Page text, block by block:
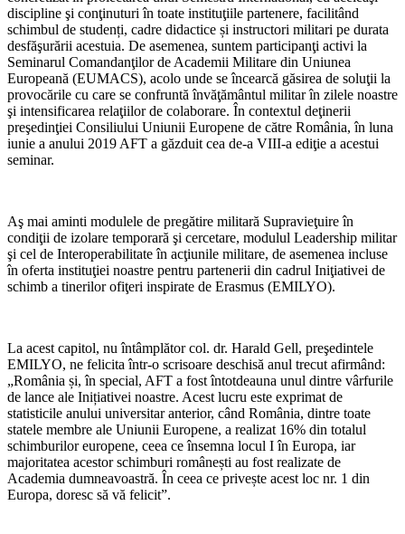
discipline şi conţinuturi în toate instituţiile partenere, facilitând
schimbul de studenți, cadre didactice și instructori militari pe durata
desfăşurării acestuia. De asemenea, suntem participanţi activi la
Seminarul Comandanţilor de Academii Militare din Uniunea
Europeană (EUMACS), acolo unde se încearcă găsirea de soluţii la
provocările cu care se confruntă învăţământul militar în zilele noastre
şi intensificarea relaţiilor de colaborare. În contextul deţinerii
preşedinţiei Consiliului Uniunii Europene de către România, în luna
iunie a anului 2019 AFT a găzduit cea de-a VIII-a ediţie a acestui
seminar.
Aş mai aminti modulele de pregătire militară Supravieţuire în
condiţii de izolare temporară şi cercetare, modulul Leadership militar
şi cel de Interoperabilitate în acţiunile militare, de asemenea incluse
în oferta instituţiei noastre pentru partenerii din cadrul Iniţiativei de
schimb a tinerilor ofiţeri inspirate de Erasmus (EMILYO).
La acest capitol, nu întâmplător col. dr. Harald Gell, preşedintele
EMILYO, ne felicita într-o scrisoare deschisă anul trecut afirmând:
„România și, în special, AFT a fost întotdeauna unul dintre vârfurile
de lance ale Inițiativei noastre. Acest lucru este exprimat de
statisticile anului universitar anterior, când România, dintre toate
statele membre ale Uniunii Europene, a realizat 16% din totalul
schimburilor europene, ceea ce însemna locul I în Europa, iar
majoritatea acestor schimburi românești au fost realizate de
Academia dumneavoastră. În ceea ce privește acest loc nr. 1 din
Europa, doresc să vă felicit”.